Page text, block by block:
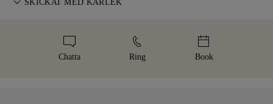
leveransen. För vissa varor med högt värde använder vi en
du inte vara helt nöjd med ditt köp kan du returnera eller byta
SKICKAT MED KÄRLEK
levereras i vår ikoniska gula ask — elegant inslaget och redo
Chatta Ring Book